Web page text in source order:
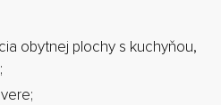
obytnej plochy s kuchyňou,